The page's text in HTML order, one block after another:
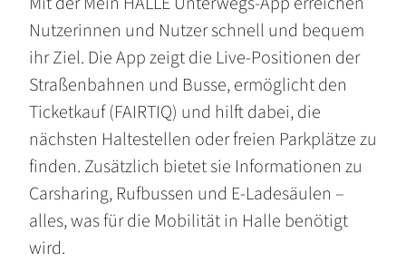
Nutzerinnen und Nutzer schnell und bequem
ihr Ziel. Die App zeigt die Live-Positionen der
Straßenbahnen und Busse, ermöglicht den
Ticketkauf (FAIRTIQ) und hilft dabei, die
nächsten Haltestellen oder freien Parkplätze zu
finden. Zusätzlich bietet sie Informationen zu
Carsharing, Rufbussen und E-Ladesäulen –
alles, was für die Mobilität in Halle benötigt
wird.